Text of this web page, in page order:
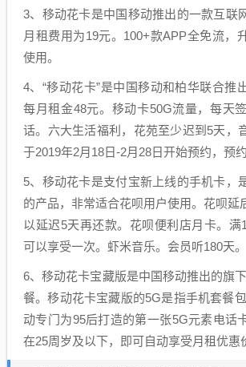
3、移动花卡是中国移动推出的一款互联
月租费用为19元。100+款APP全免流，
使用。
4、“移动花卡”是中国移动和柏华联合推
每月租金48元。移动卡50G流量，每天
话。六大生活福利，花苑至少迟到5天，
于2019年2月18日-2月28日开始预约，预
5、移动花卡是支付宝新上线的手机卡，
的产品，非常适合花呗用户使用。花呗延
以延迟5天再还款。花呗便利店月卡。满
可以享受一次。虾米音乐。会员听180天。
6、移动花卡宝藏版是中国移动推出的旗
餐。移动花卡宝藏版的5G是指手机套餐
动专门为95后打造的第一张5G元素电话
在25周岁及以下，即可自动享受月租优惠